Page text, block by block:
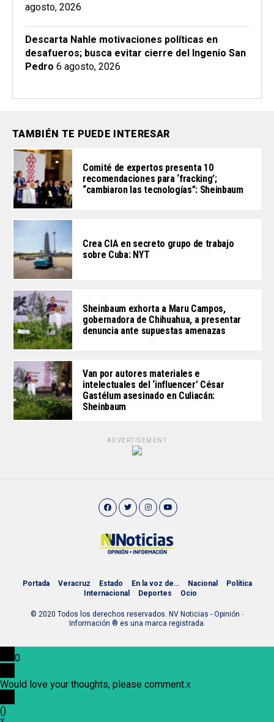
agosto, 2026
Descarta Nahle motivaciones políticas en
desafueros; busca evitar cierre del Ingenio San
Pedro 6 agosto, 2026
TAMBIÉN TE PUEDE INTERESAR
Comité de expertos presenta 10
recomendaciones para ‘fracking’;
“cambiaron las tecnologías”: Sheinbaum
Crea CIA en secreto grupo de trabajo
sobre Cuba: NYT
Sheinbaum exhorta a Maru Campos,
gobernadora de Chihuahua, a presentar
denuncia ante supuestas amenazas
Van por autores materiales e
intelectuales del ‘influencer’ César
Gastélum asesinado en Culiacán:
Sheinbaum
ADVERTISEMENT
Portada Veracruz Estado En la voz de… Nacional
Política
Internacional
Deportes Ocio
© 2020 Todos los derechos reservados. NV Noticias - Opinión ∙
Información ® es una marca registrada.
0
Would love your thoughts, please comment.x
()